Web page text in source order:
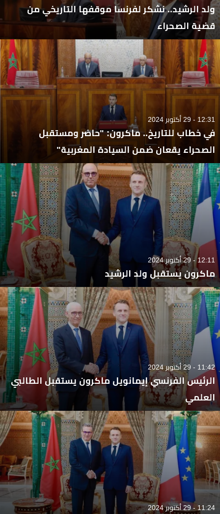
ولد الرشيد.. نشكر لفرنسا موقفها التاريخي من
قضية الصحراء
12:31 - 29 أكتوبر 2024
في خطاب للتاريخ.. ماكرون: "حاضر ومستقبل
الصحراء يقعان ضمن السيادة المغربية"
12:11 - 29 أكتوبر 2024
ماكرون يستقبل ولد الرشيد
11:42 - 29 أكتوبر 2024
الرئيس الفرنسي إيمانويل ماكرون يستقبل الطالبي
العلمي
11:24 - 29 أكتوبر 2024